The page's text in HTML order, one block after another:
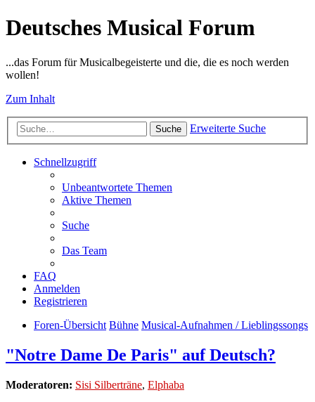
Deutsches Musical Forum
...das Forum für Musicalbegeisterte und die, die es noch werden
wollen!
Zum Inhalt
Suche Erweiterte Suche
Schnellzugriff
Unbeantwortete Themen
Aktive Themen
Suche
Das Team
FAQ
Anmelden
Registrieren
Foren-Übersicht Bühne Musical-Aufnahmen / Lieblingssongs
"Notre Dame De Paris" auf Deutsch?
Moderatoren: Sisi Silberträne, Elphaba